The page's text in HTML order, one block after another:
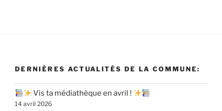
DERNIÈRES ACTUALITÉS DE LA COMMUNE:
Vis ta médiathèque en avril !
14 avril 2026